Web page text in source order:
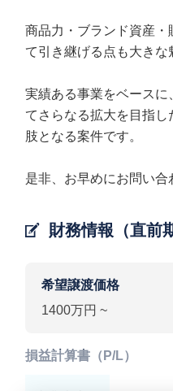
商品力・ブランド資産
て引き継げる点も大きな
実績ある事業をベース
てさらなる拡大を目指
肢となる案件です。
是非、お早めにお問い合
財務情報（直前
希望譲渡価格
1400万円 ~
損益計算書（P/L）